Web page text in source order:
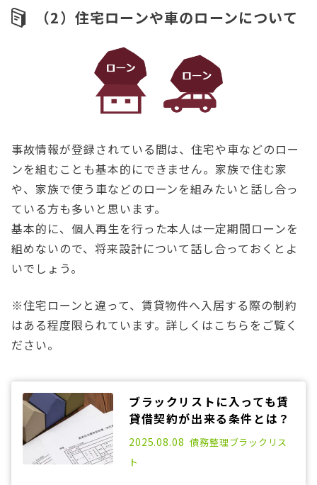
（2）住宅ローンや車のローンについて
事故情報が登録されている間は、住宅や車などのロー
ンを組むことも基本的にできません。家族で住む家
や、家族で使う車などのローンを組みたいと話し合っ
ている方も多いと思います。
基本的に、個人再生を行った本人は一定期間ローンを
組めないので、将来設計について話し合っておくとよ
いでしょう。
※住宅ローンと違って、賃貸物件へ入居する際の制約
はある程度限られています。詳しくはこちらをご覧く
ださい。
ブラックリストに入っても賃
貸借契約が出来る条件とは？
2021.03.22
2025.08.08 債務整理ブラックリス
ト